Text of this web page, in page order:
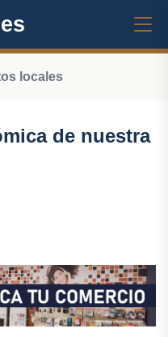
locales
de nuestra